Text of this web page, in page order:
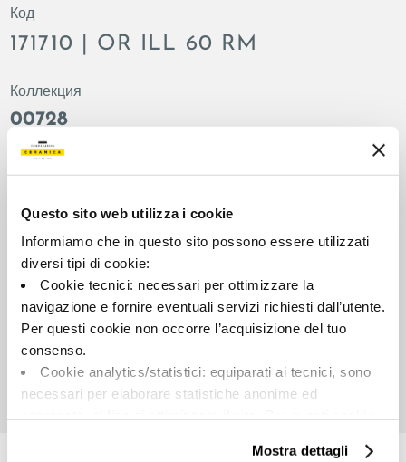
Questo sito web utilizza i cookie
Informiamo che in questo sito possono essere utilizzati
diversi tipi di cookie:
Cookie tecnici: necessari per ottimizzare la
navigazione e fornire eventuali servizi richiesti dall’utente.
Per questi cookie non occorre l’acquisizione del tuo
consenso.
Cookie analytics/statistici: equiparati ai tecnici, sono
necessari per elaborare statistiche anonime ed
Cookie di profilazione/marketing: sono utilizzati, solo
Mostra dettagli
Код
171710 | OR ILL 60 RM
Коллекция
00728
Цвет:
Коричневый
Фон
Формат:
60.0x60.0
Естественный
Матовый
Разнотон:
Единица измерения:
MQ